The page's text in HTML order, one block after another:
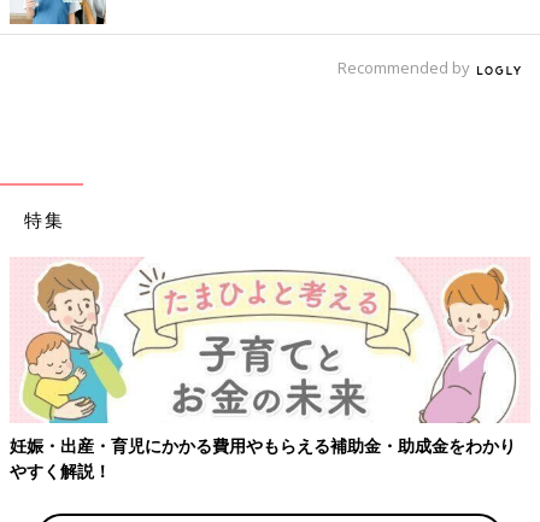
Recommended by
特集
妊娠・出産・育児にかかる費用やもらえる補助金・助成金をわかり
やすく解説！